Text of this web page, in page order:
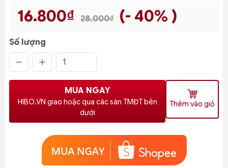
16.800₫ 28.000₫ (- 40% )
Số lượng
MUA NGAY
HIBO.VN giao hoặc qua các sàn TMĐT bên
dưới
Thêm vào giỏ